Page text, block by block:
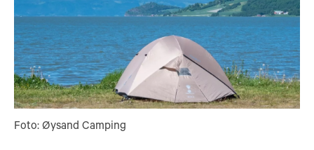
Foto: Øysand Camping